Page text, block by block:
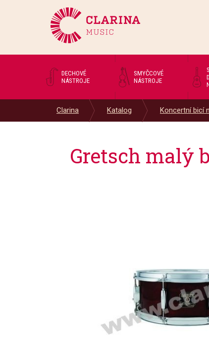
DECHOVÉ
NÁSTROJE
SMYČCOVÉ
NÁSTROJE
Clarina Katalog Koncertní bicí
Gretsch malý